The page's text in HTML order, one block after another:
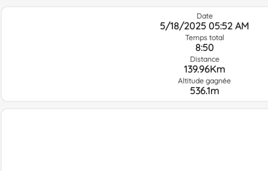
Date
5/18/2025 05:52 AM
Temps total
8:50
Distance
139.96Km
Altitude gagnée
536.1m